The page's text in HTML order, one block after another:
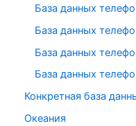
База данных
База данных
База данных
База данных
Конкретная база
Океания